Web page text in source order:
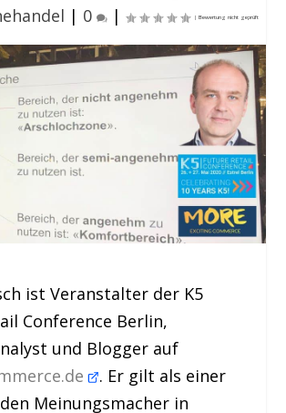
| 0 |
ist Veranstalter der K5
Conference Berlin,
und Blogger auf
. Er gilt als einer
Meinungsmacher in